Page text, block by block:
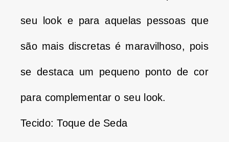
seu look e para aquelas pessoas que
são mais discretas é maravilhoso, pois
se destaca um pequeno ponto de cor
para complementar o seu look.
Tecido: Toque de Seda